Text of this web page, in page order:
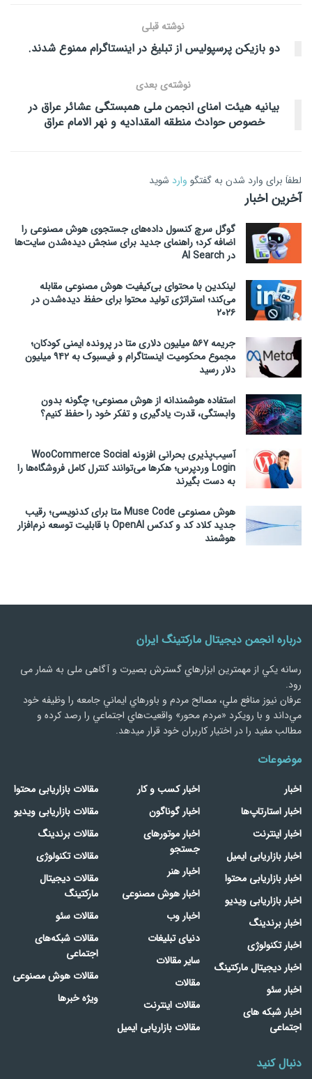
نوشته قبلی
دو بازیکن پرسپولیس از تبلیغ در اینستاگرام ممنوع شدند.
نوشته‌ی بعدی
بیانیه هیئت امنای انجمن ملی همبستگی عشائر عراق در
خصوص حوادث منطقه المقدادیه و نهر الامام عراق
لطفاَ برای وارد شدن به گفتگو وارد شوید
آخرین اخبار
گوگل سرچ کنسول داده‌های جستجوی هوش مصنوعی را
اضافه کرد؛ راهنمای جدید برای سنجش دیده‌شدن سایت‌ها
در AI Search
لینکدین با محتوای بی‌کیفیت هوش مصنوعی مقابله
می‌کند؛ استراتژی تولید محتوا برای حفظ دیده‌شدن در
۲۰۲۶
جریمه ۵۶۷ میلیون دلاری متا در پرونده ایمنی کودکان؛
مجموع محکومیت اینستاگرام و فیسبوک به ۹۴۲ میلیون
دلار رسید
استفاده هوشمندانه از هوش مصنوعی؛ چگونه بدون
وابستگی، قدرت یادگیری و تفکر خود را حفظ کنیم؟
آسیب‌پذیری بحرانی افزونه WooCommerce Social
Login وردپرس؛ هکرها می‌توانند کنترل کامل فروشگاه‌ها را
به دست بگیرند
هوش مصنوعی Muse Code متا برای کدنویسی؛ رقیب
جدید کلاد کد و کدکس OpenAI با قابلیت توسعه نرم‌افزار
هوشمند
درباره انجمن دیجیتال مارکتینگ ایران
رسانه يكي از مهمترین ابزارهاي گسترش بصیرت و آگاهی ملی به شمار می
رود.
عرفان نیوز منافع ملي، مصالح مردم و باورهاي ايماني جامعه را وظيفه خود
مي‌داند و با رويكرد «مردم‌ محور» واقعيت‌هاي اجتماعي را رصد کرده و
مطالب مفید را در اختیار کاربران خود قرار میدهد.
موضوعات
اخبار
اخبار استارتاپ‌ها
اخبار اینترنت
اخبار بازاریابی ایمیل
اخبار بازاریابی محتوا
اخبار بازاریابی ویدیو
اخبار برندینگ
اخبار تکنولوژی
اخبار دیجیتال مارکتینگ
اخبار سئو
اخبار شبکه های
اجتماعی
اخبار کسب و کار
اخبار گوناگون
اخبار موتورهای
جستجو
اخبار هنر
اخبار هوش مصنوعی
اخبار وب
دنیای تبلیغات
سایر مقالات
مقالات
مقالات اینترنت
مقالات بازاریابی ایمیل
مقالات بازاریابی محتوا
مقالات بازاریابی ویدیو
مقالات برندینگ
مقالات تکنولوژی
مقالات دیجیتال
مارکتینگ
مقالات سئو
مقالات شبکه‌های
اجتماعی
مقالات هوش مصنوعی
ویژه خبرها
دنبال کنید